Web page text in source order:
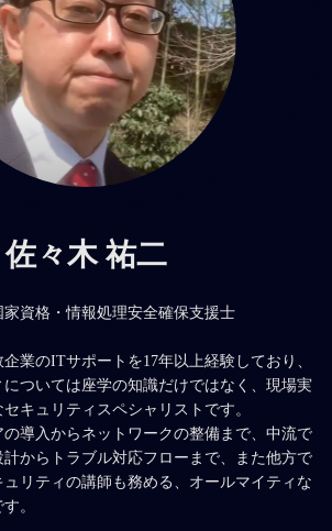
佐々木 祐二
資格・情報処理安全確保支援士
業のITサポートを17年以上経験しており、
ついては座学の知識だけではなく、現場実
キュリティスペシャリストです。
導入からネットワークの整備まで、中流で
からトラブル対応フローまで、また他方で
リティの講師も務める、オールマイティな
。